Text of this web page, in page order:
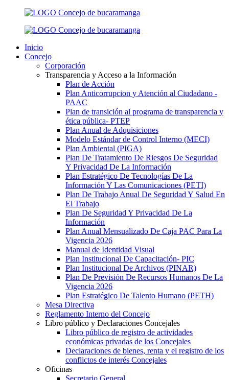
Inicio
Concejo
Corporación
Transparencia y Acceso a la Información
Plan de Acción
Plan Anticorrupcion y Atención al Ciudadano -
PAAC
Plan de transición al programa de transparencia y
ética pública- РТЕР
Plan Anual de Adquisiciones
Modelo Estándar de Control Interno (MECI)
Plan Ambiental (PIGA)
Plan De Tratamiento De Riesgos De Seguridad
Y Privacidad De La Información
Plan Estratégico De Tecnologías De La
Información Y Las Comunicaciones (PETI)
Plan De Trabajo Anual De Seguridad Y Salud En
El Trabajo
Plan De Seguridad Y Privacidad De La
Información
Plan Anual Mensualizado De Caja PAC Para La
Vigencia 2026
Manual de Identidad Visual
Plan Institucional De Capacitación- PIC
Plan Institucional De Archivos (PINAR)
Plan De Previsión De Recursos Humanos De La
Vigencia 2026
Plan Estratégico De Talento Humano (PETH)
Mesa Directiva
Reglamento Interno del Concejo
Libro público y Declaraciones Concejales
Libro público de registro de actividades
económicas privadas de los Concejales
Declaraciones de bienes, renta y el registro de los
conflictos de interés Concejales
Oficinas
Secretario General